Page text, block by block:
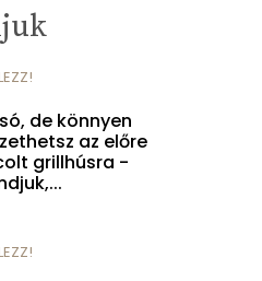
de könnyen
az előre
grillhúsra -